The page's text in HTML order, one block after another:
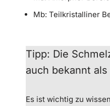
Mb: Teilkristalliner
Tipp: Die
auch bekannt
Es ist wichtig zu